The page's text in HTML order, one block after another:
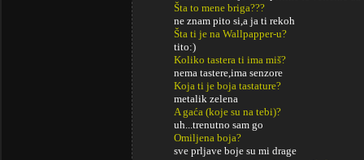
Šta to mene briga???
ne znam pito si,a ja ti rekoh
Šta ti je na Wallpapper-u?
tito:)
Koliko tastera ti ima miš?
nema tastere,ima senzore
Koja ti je boja tastature?
metalik zelena
A gaća (koje su na tebi)?
uh...trenutno sam go
Omiljena boja?
sve prljave boje su mi drage